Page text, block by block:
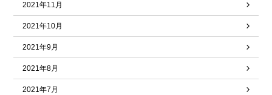
2021年11月
2021年10月
2021年9月
2021年8月
2021年7月